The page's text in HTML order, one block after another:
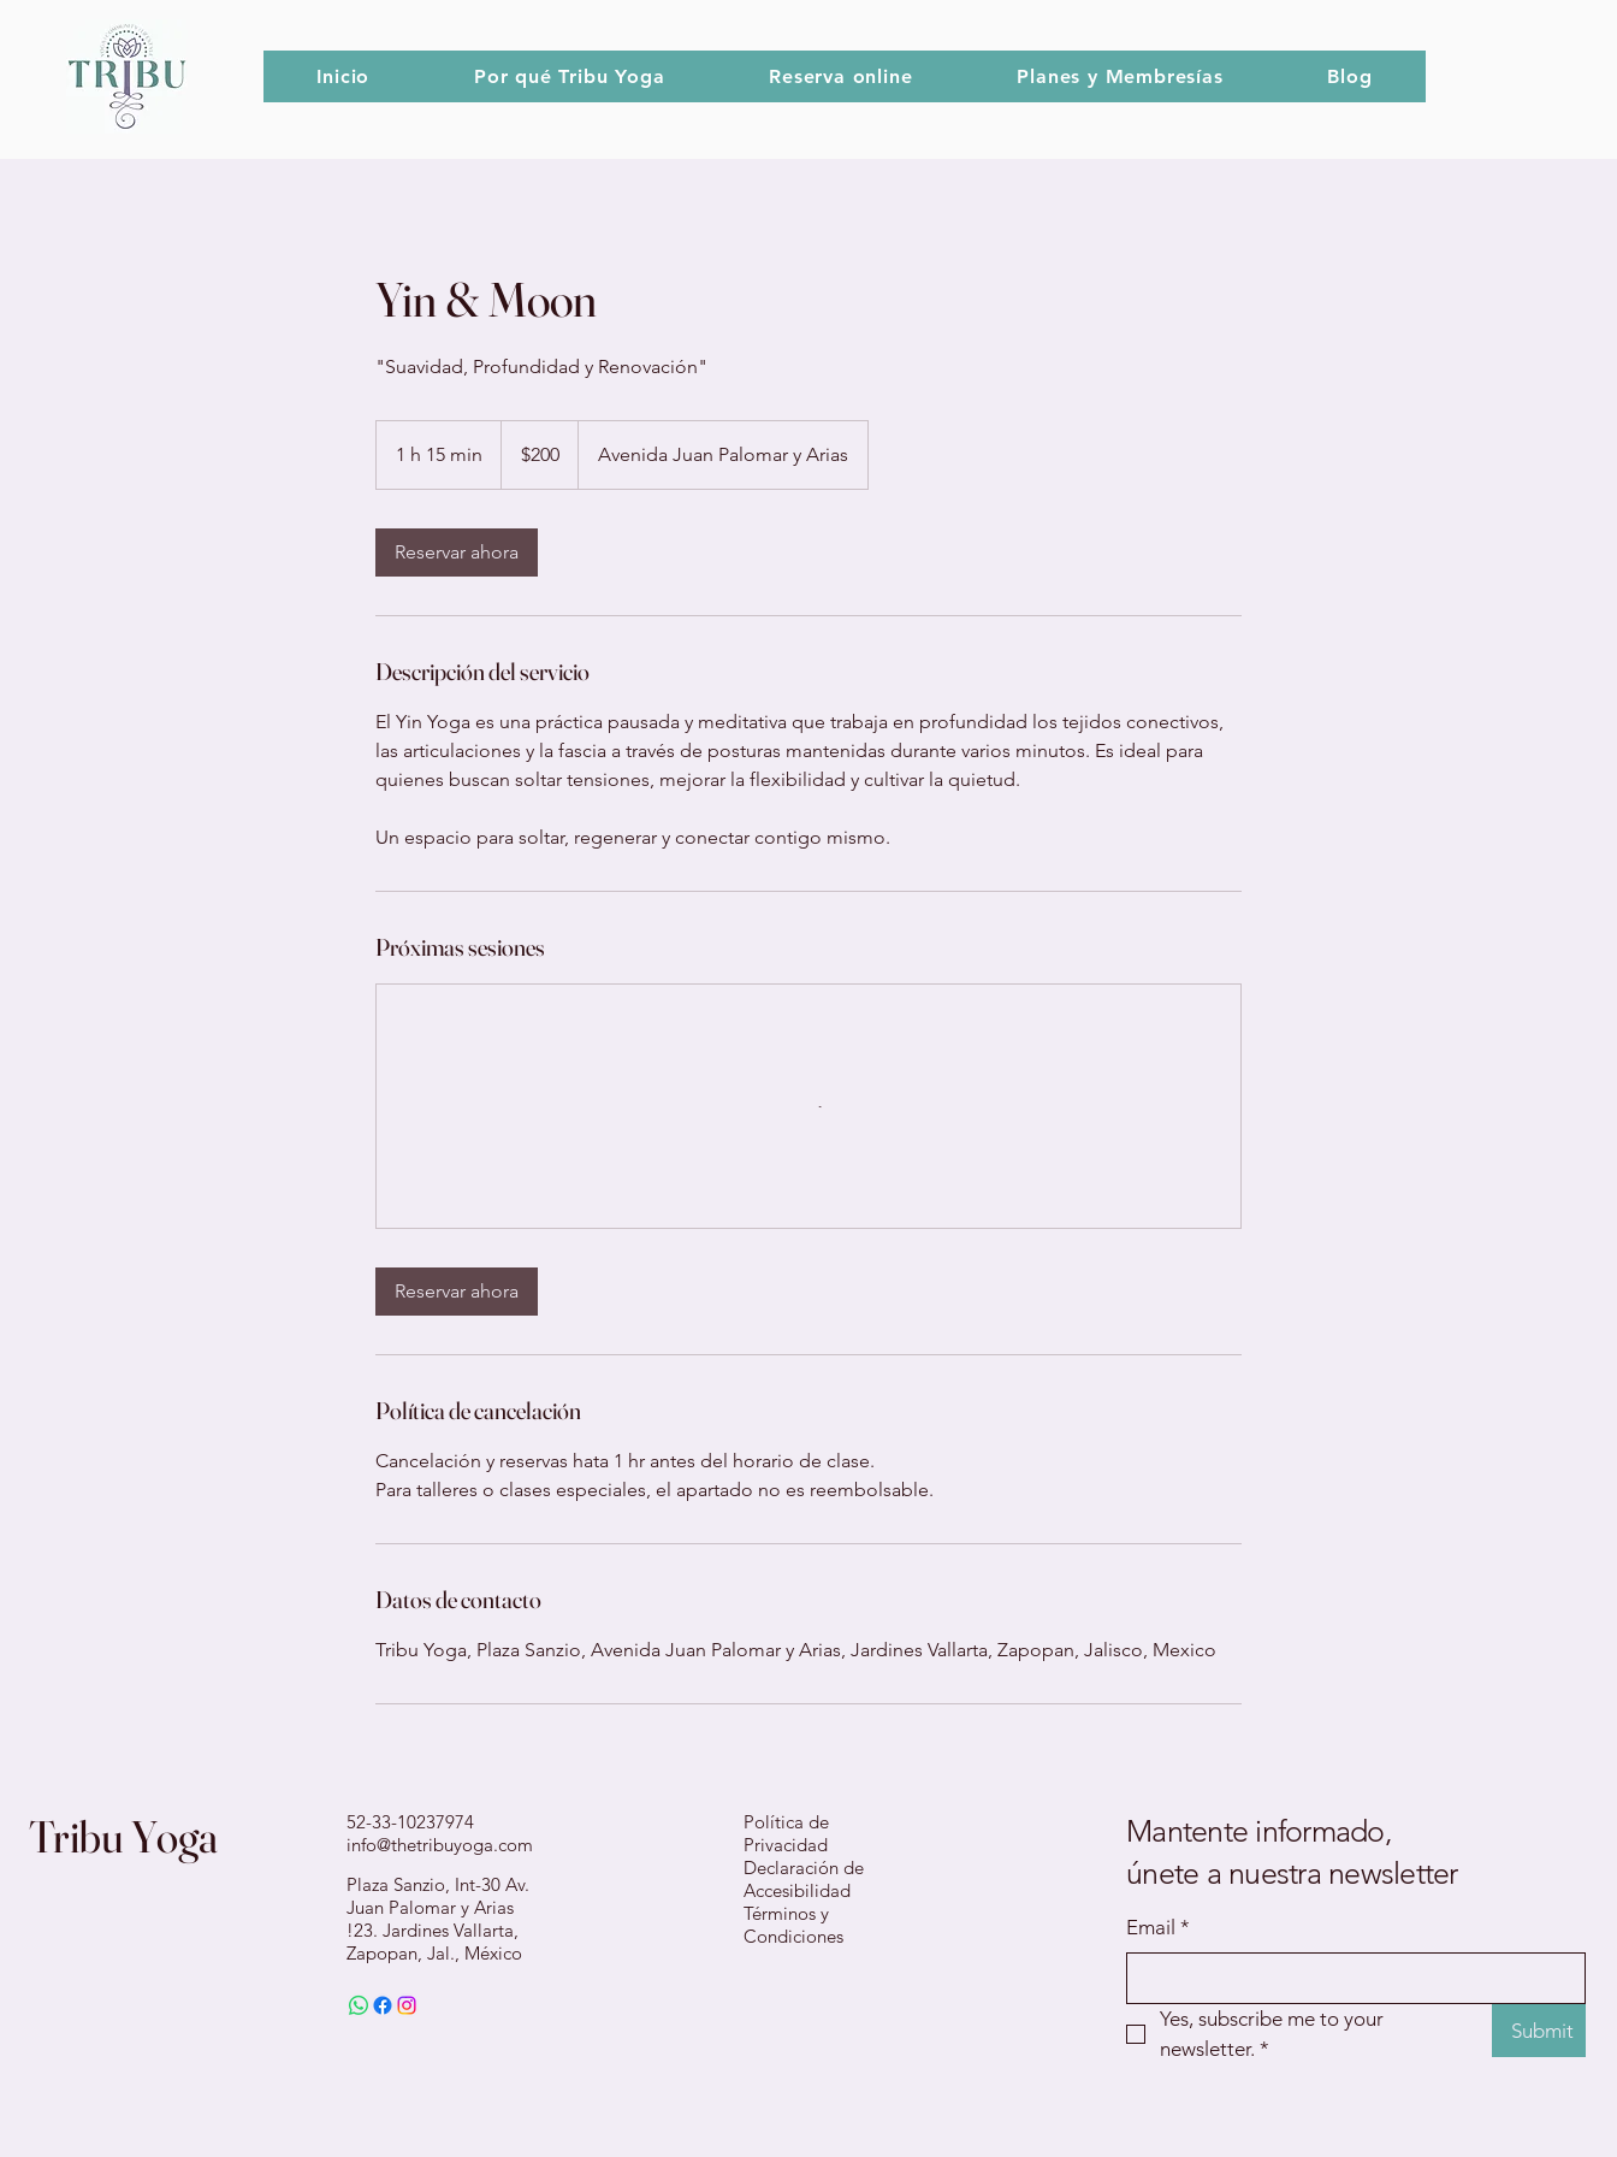
Inicio Por qué Tribu Yoga Reserva online Planes y Membresías Blog
Yin & Moon
"Suavidad, Profundidad y Renovación"
1 h 15 min
5
mexicanos
$200 Avenida Juan Palomar y Arias
Reservar ahora
Descripción del servicio
El Yin Yoga es una práctica pausada y meditativa que trabaja en profundidad los tejidos conectivos,
las articulaciones y la fascia a través de posturas mantenidas durante varios minutos. Es ideal para
quienes buscan soltar tensiones, mejorar la flexibilidad y cultivar la quietud.
Un espacio para soltar, regenerar y conectar contigo mismo.
Próximas sesiones
Reservar ahora
Política de cancelación
Cancelación y reservas hata 1 hr antes del horario de clase.
Para talleres o clases especiales, el apartado no es reembolsable.
Datos de contacto
Tribu Yoga, Plaza Sanzio, Avenida Juan Palomar y Arias, Jardines Vallarta, Zapopan, Jalisco, Mexico
Tribu Yoga
52-33-10237974
info@thetribuyoga.com
Plaza Sanzio, Int-30 Av.
Juan Palomar y Arias
!23. Jardines Vallarta,
Zapopan, Jal., México
Política de
Privacidad
Declaración de
Accesibilidad
Términos y
Condiciones
Mantente informado,
únete a nuestra newsletter
Email *
Yes, subscribe me to your
newsletter. *
Submit